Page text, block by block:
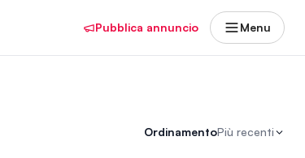
Pubblica annuncio Menu
OrdinamentoPiù recenti